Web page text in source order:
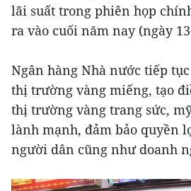
lãi suất trong phiên họp
ra vào cuối năm nay (ngày
Ngân hàng Nhà nước tiếp
thị trường vàng miếng, tạo
thị trường vàng trang sức,
lành mạnh, đảm bảo quyền
người dân cũng như doanh